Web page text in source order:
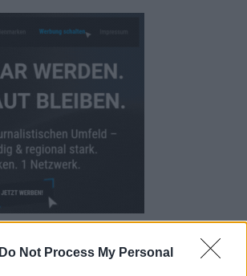
Do Not Process My Personal